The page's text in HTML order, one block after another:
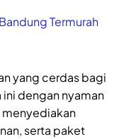
Termurah
yang cerdas bagi
dengan nyaman
serta paket